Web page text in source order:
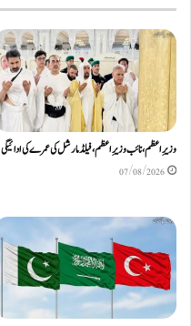
وزیرِاعظم، نائب وزیرِ اعظم، فیلڈ مارشل کی عمرے کی ادائیگی
07/08/2026